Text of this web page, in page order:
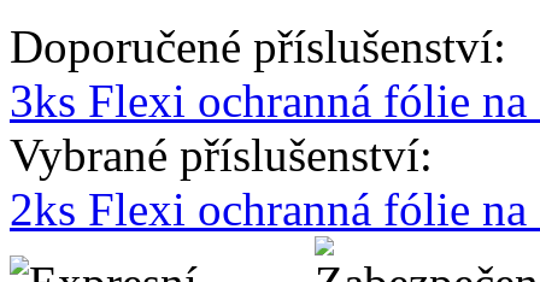
Doporučené příslušenství:
3ks Flexi ochranná fólie
Vybrané příslušenství:
2ks Flexi ochranná fólie